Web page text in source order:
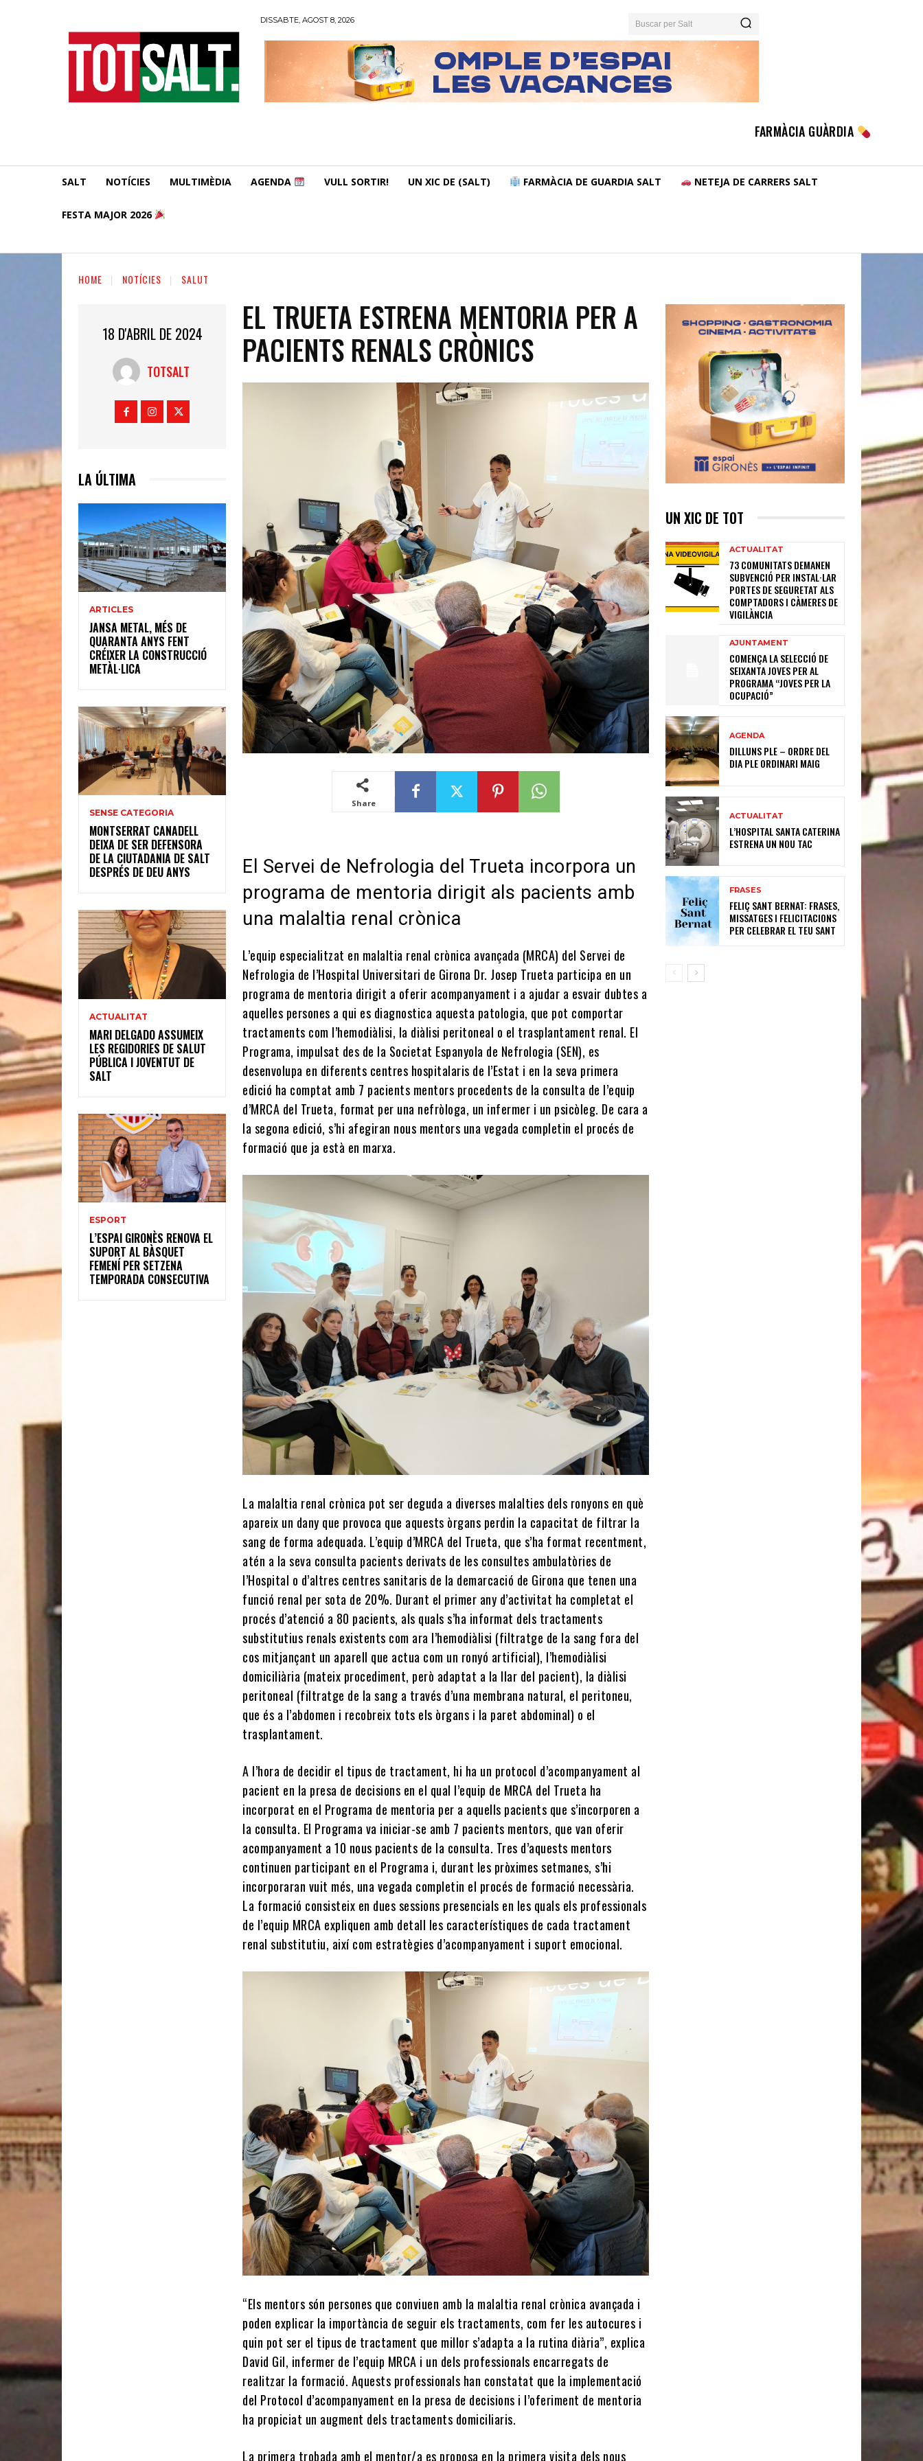
DISSABTE, AGOST 8, 2026 Buscar per Salt
FARMÀCIA GUÀRDIA
SALT NOTÍCIES MULTIMÈDIA AGENDA VULL SORTIR! UN XIC DE (SALT) FARMÀCIA DE GUARDIA SALT NETEJA DE CARRERS SALT
FESTA MAJOR 2026
HOME NOTÍCIES SALUT
18 D'ABRIL DE 2024
TOTSALT
LA ÚLTIMA
ARTICLES
JANSA METAL, MÉS DE
QUARANTA ANYS FENT
CRÉIXER LA CONSTRUCCIÓ
METÀL·LICA
SENSE CATEGORIA
MONTSERRAT CANADELL
DEIXA DE SER DEFENSORA
DE LA CIUTADANIA DE SALT
DESPRÉS DE DEU ANYS
ACTUALITAT
MARI DELGADO ASSUMEIX
LES REGIDORIES DE SALUT
PÚBLICA I JOVENTUT DE
SALT
ESPORT
L’ESPAI GIRONÈS RENOVA EL
SUPORT AL BÀSQUET
FEMENÍ PER SETZENA
TEMPORADA CONSECUTIVA
EL TRUETA ESTRENA MENTORIA PER A
PACIENTS RENALS CRÒNICS
Share
El Servei de Nefrologia del Trueta incorpora un
programa de mentoria dirigit als pacients amb
una malaltia renal crònica
L’equip especialitzat en malaltia renal crònica avançada (MRCA) del Servei de
Nefrologia de l’Hospital Universitari de Girona Dr. Josep Trueta participa en un
programa de mentoria dirigit a oferir acompanyament i a ajudar a esvair dubtes a
aquelles persones a qui es diagnostica aquesta patologia, que pot comportar
tractaments com l’hemodiàlisi, la diàlisi peritoneal o el trasplantament renal. El
Programa, impulsat des de la Societat Espanyola de Nefrologia (SEN), es
desenvolupa en diferents centres hospitalaris de l’Estat i en la seva primera
edició ha comptat amb 7 pacients mentors procedents de la consulta de l’equip
d’MRCA del Trueta, format per una nefròloga, un infermer i un psicòleg. De cara a
la segona edició, s’hi afegiran nous mentors una vegada completin el procés de
formació que ja està en marxa.
La malaltia renal crònica pot ser deguda a diverses malalties dels ronyons en què
apareix un dany que provoca que aquests òrgans perdin la capacitat de filtrar la
sang de forma adequada. L’equip d’MRCA del Trueta, que s’ha format recentment,
atén a la seva consulta pacients derivats de les consultes ambulatòries de
l’Hospital o d’altres centres sanitaris de la demarcació de Girona que tenen una
funció renal per sota de 20%. Durant el primer any d’activitat ha completat el
procés d’atenció a 80 pacients, als quals s’ha informat dels tractaments
substitutius renals existents com ara l’hemodiàlisi (filtratge de la sang fora del
cos mitjançant un aparell que actua com un ronyó artificial), l’hemodiàlisi
domiciliària (mateix procediment, però adaptat a la llar del pacient), la diàlisi
peritoneal (filtratge de la sang a través d’una membrana natural, el peritoneu,
que és a l’abdomen i recobreix tots els òrgans i la paret abdominal) o el
trasplantament.
A l’hora de decidir el tipus de tractament, hi ha un protocol d’acompanyament al
pacient en la presa de decisions en el qual l’equip de MRCA del Trueta ha
incorporat en el Programa de mentoria per a aquells pacients que s’incorporen a
la consulta. El Programa va iniciar-se amb 7 pacients mentors, que van oferir
acompanyament a 10 nous pacients de la consulta. Tres d’aquests mentors
continuen participant en el Programa i, durant les pròximes setmanes, s’hi
incorporaran vuit més, una vegada completin el procés de formació necessària.
La formació consisteix en dues sessions presencials en les quals els professionals
de l’equip MRCA expliquen amb detall les característiques de cada tractament
renal substitutiu, així com estratègies d’acompanyament i suport emocional.
“Els mentors són persones que conviuen amb la malaltia renal crònica avançada i
poden explicar la importància de seguir els tractaments, com fer les autocures i
quin pot ser el tipus de tractament que millor s’adapta a la rutina diària”, explica
David Gil, infermer de l’equip MRCA i un dels professionals encarregats de
realitzar la formació. Aquests professionals han constatat que la implementació
del Protocol d’acompanyament en la presa de decisions i l’oferiment de mentoria
ha propiciat un augment dels tractaments domiciliaris.
La primera trobada amb el mentor/a es proposa en la primera visita dels nous
UN XIC DE TOT
ACTUALITAT
73 COMUNITATS DEMANEN
SUBVENCIÓ PER INSTAL·LAR
PORTES DE SEGURETAT ALS
COMPTADORS I CÀMERES DE
VIGILÀNCIA
AJUNTAMENT
COMENÇA LA SELECCIÓ DE
SEIXANTA JOVES PER AL
PROGRAMA “JOVES PER LA
OCUPACIÓ”
AGENDA
DILLUNS PLE – ORDRE DEL
DIA PLE ORDINARI MAIG
ACTUALITAT
L’HOSPITAL SANTA CATERINA
ESTRENA UN NOU TAC
FRASES
FELIÇ SANT BERNAT: FRASES,
MISSATGES I FELICITACIONS
PER CELEBRAR EL TEU SANT